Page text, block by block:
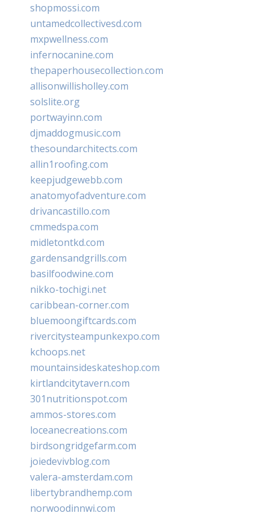
shopmossi.com
untamedcollectivesd.com
mxpwellness.com
infernocanine.com
thepaperhousecollection.com
allisonwillisholley.com
solslite.org
portwayinn.com
djmaddogmusic.com
thesoundarchitects.com
allin1roofing.com
keepjudgewebb.com
anatomyofadventure.com
drivancastillo.com
cmmedspa.com
midletontkd.com
gardensandgrills.com
basilfoodwine.com
nikko-tochigi.net
caribbean-corner.com
bluemoongiftcards.com
rivercitysteampunkexpo.com
kchoops.net
mountainsideskateshop.com
kirtlandcitytavern.com
301nutritionspot.com
ammos-stores.com
loceanecreations.com
birdsongridgefarm.com
joiedevivblog.com
valera-amsterdam.com
libertybrandhemp.com
norwoodinnwi.com